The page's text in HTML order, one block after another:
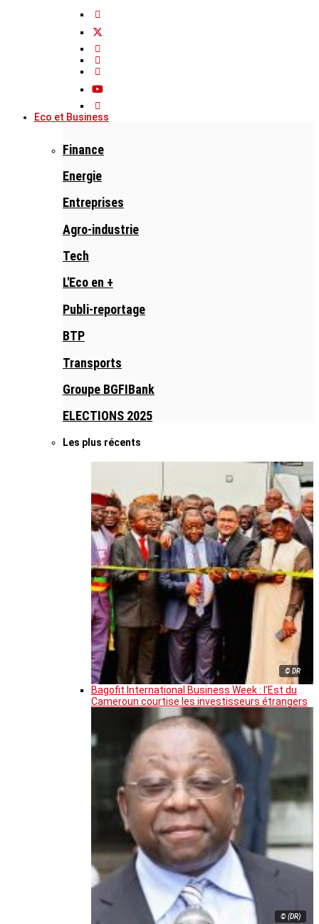
Eco et Business
Finance
Energie
Entreprises
Agro-industrie
Tech
L'Eco en +
Publi-reportage
BTP
Transports
Groupe BGFIBank
ELECTIONS 2025
Les plus récents
© DR
Bagofit International Business Week : l’Est du
Cameroun courtise les investisseurs étrangers
© (DR)